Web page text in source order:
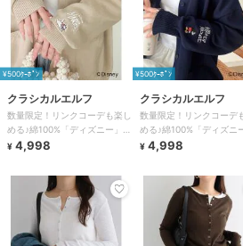
¥500ｸｰﾎﾟﾝ
クラシカルエルフ
数量限定！リンクコーデも楽し
める♪綿100%「ディズニー」袖
刺繍カーディガン
¥ 4,998
¥500ｸｰﾎﾟﾝ
クラシカルエルフ
数量限定！リンクコーデ
める♪綿100%「ディズニ
刺繍カーディガン
¥ 4,998